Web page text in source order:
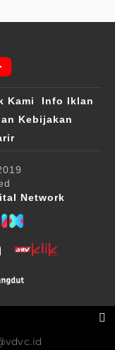
Kami
Info Iklan
Kebijakan
Network
